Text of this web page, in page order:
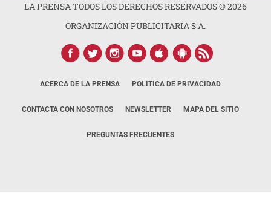
LA PRENSA TODOS LOS DERECHOS RESERVADOS ©2026
ORGANIZACIÓN PUBLICITARIA S.A.
ACERCA DE LA PRENSA POLÍTICA DE PRIVACIDAD
CONTACTA CON NOSOTROS NEWSLETTER MAPA DEL SITIO
PREGUNTAS FRECUENTES